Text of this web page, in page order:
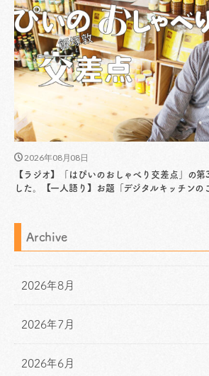
2026年08月08日
【ラジオ】「はぴいのおしゃべり交差点」の
した。【一人語り】お題「デジタルキッチンの
Archive
2026年8月
2026年7月
2026年6月